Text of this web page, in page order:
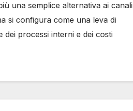
una semplice alternativa ai canali
si configura come una leva di
dei processi interni e dei costi